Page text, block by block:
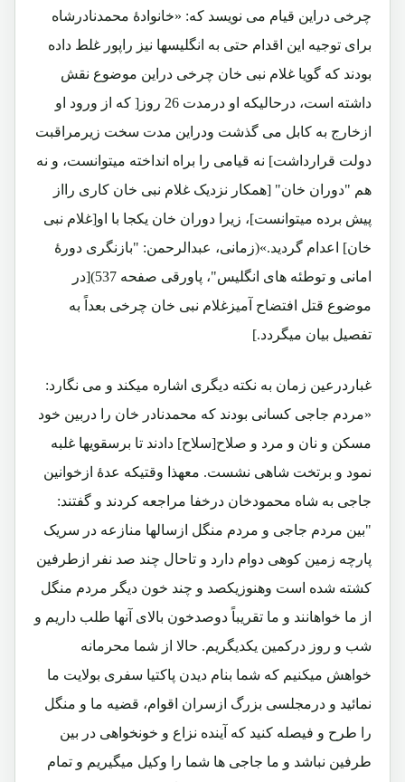
چرخی دراین قیام می نویسد که: «خانوادۀ محمدنادرشاه
برای توجیه این اقدام حتی به انگلیسها نیز راپور غلط داده
بودند که گویا غلام نبی خان چرخی دراین موضوع نقش
داشته است، درحالیکه او درمدت 26 روز[ که از ورود او
ازخارج به کابل می گذشت ودراین مدت سخت زیرمراقبت
دولت قرارداشت] نه قیامی را براه انداخته میتوانست، و نه
هم "دوران خان" [همکار نزدیک غلام نبی خان کاری رااز
پیش برده میتوانست]، زیرا دوران خان یکجا با او[غلام نبی
خان] اعدام گردید.»(زمانی، عبدالرحمن: "بازنگری دورۀ
امانی و توطئه های انگلیس"، پاورقی صفحه 537)[در
موضوع قتل افتضاح آمیزغلام نبی خان چرخی بعداً به
تفصیل بیان میگردد.]
غباردرعین زمان به نکته دیگری اشاره میکند و می نگارد:
«مردم جاجی کسانی بودند که محمدنادر خان را دربین خود
مسکن و نان و مرد و صلاح[سلاح] دادند تا برسقویها غلبه
نمود و برتخت شاهی نشست. معهذا وقتیکه عدۀ ازخوانین
جاجی به شاه محمودخان درخفا مراجعه کردند و گفتند:
"بین مردم جاجی و مردم منگل ازسالها منازعه در سریک
پارچه زمین کوهی دوام دارد و تاحال چند صد نفر ازطرفین
کشته شده است وهنوزیکصد و چند خون دیگر مردم منگل
از ما خواهانند و ما تقریباً دوصدخون بالای آنها طلب داریم و
شب و روز درکمین یکدیگریم. حالا از شما محرمانه
خواهش میکنیم که شما بنام دیدن پاکتیا سفری بولایت ما
نمائید و درمجلسی بزرگ ازسران اقوام، قضیه ما و منگل
را طرح و فیصله کنید که آینده نزاع و خونخواهی در بین
طرفین نباشد و ما جاجی ها شما را وکیل میگیریم و تمام